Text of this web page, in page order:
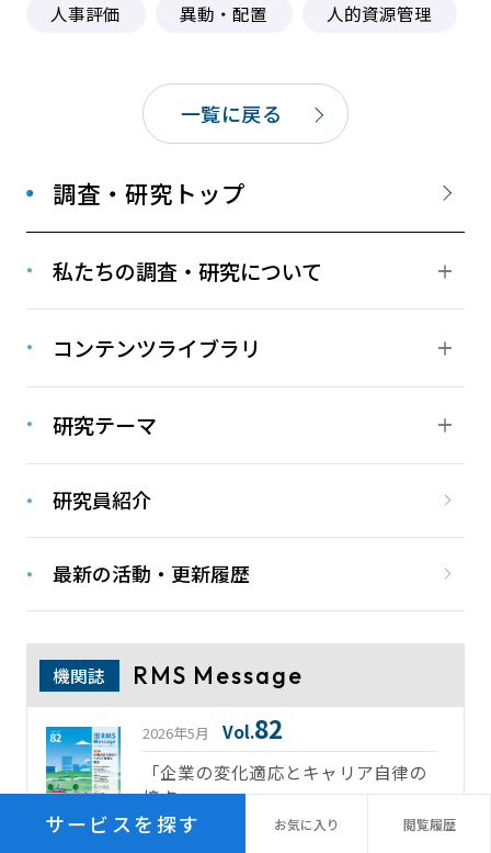
調査・研究トップ
私たちの調査・研究について
コンテンツライブラリ
研究テーマ
研究員紹介
最新の活動・更新履歴
機関誌 RMS Message
「企業の変化適応とキャリア自律の
接点」
2026年5月 Vol.82
人事評価 異動・配置 人的資源管理
一覧に戻る
サービスを探す お気に 入り 閲覧履歴